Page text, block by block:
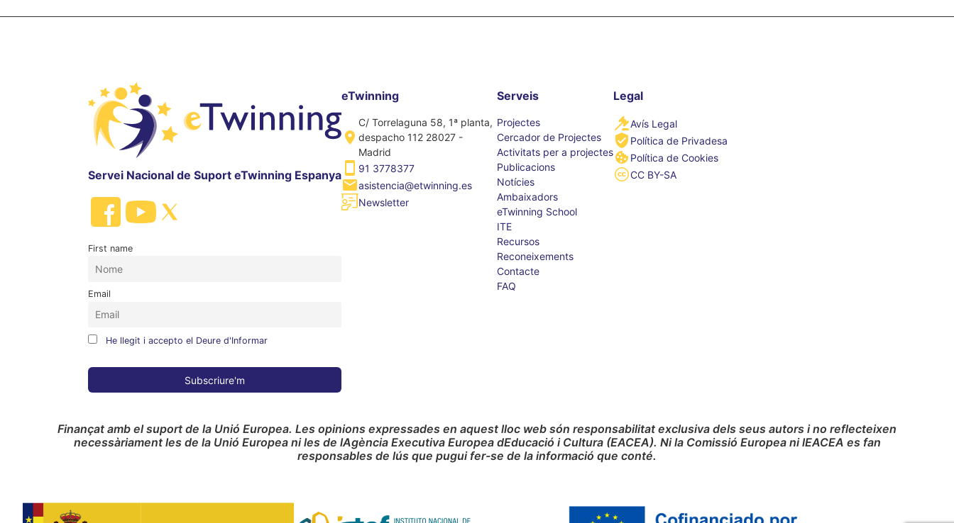
Servei Nacional de Suport eTwinning Espanya
First name
Email
He llegit i accepto el Deure d'Informar
eTwinning
C/ Torrelaguna 58, 1ª planta,
despacho 112 28027 -
Madrid
91 3778377
asistencia@etwinning.es
Newsletter
Serveis
Projectes
Cercador de Projectes
Activitats per a projectes
Publicacions
Notícies
Ambaixadors
eTwinning School
ITE
Recursos
Reconeixements
Contacte
FAQ
Legal
Avís Legal
Política de Privadesa
Política de Cookies
CC BY-SA
Finançat amb el suport de la Unió Europea. Les opinions expressades en aquest lloc web són responsabilitat exclusiva dels seus autors i no reflecteixen
necessàriament les de la Unió Europea ni les de lAgència Executiva Europea dEducació i Cultura (EACEA). Ni la Comissió Europea ni lEACEA es fan
responsables de lús que pugui fer-se de la informació que conté.